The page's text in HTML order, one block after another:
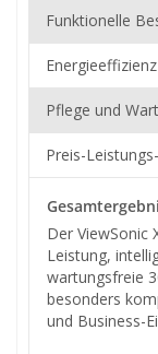
Funktionelle
Energieeffizienz
Pflege und
Preis-
Der ViewSonic
Leistung,
wartungsfreie
besonders
und Business-